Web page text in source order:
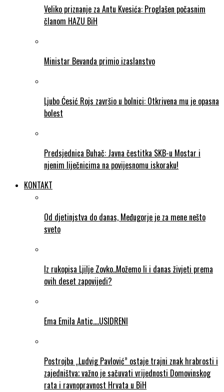
Veliko priznanje za Antu Kvesića: Proglašen počasnim
članom HAZU BiH
Ministar Bevanda primio izaslanstvo
Ljubo Ćesić Rojs završio u bolnici: Otkrivena mu je opasna
bolest
Predsjednica Buhač: Javna čestitka SKB-u Mostar i
njenim liječnicima na povijesnomu iskoraku!
KONTAKT
Od djetinjstva do danas, Međugorje je za mene nešto
sveto
Iz rukopisa Ljilje Zovko..Možemo li i danas živjeti prema
ovih deset zapovijedi?
Ema Emila Antic….USIDRENI
Postrojba „Ludvig Pavlović” ostaje trajni znak hrabrosti i
zajedništva; važno je sačuvati vrijednosti Domovinskog
rata i ravnopravnost Hrvata u BiH